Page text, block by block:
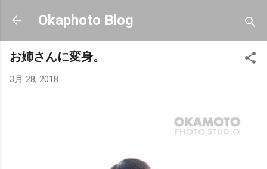
スキップしてメイン コンテンツに移動
Okaphoto Blog
お姉さんに変身。
3月 28, 2018